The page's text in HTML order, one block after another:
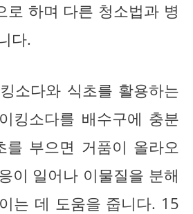
로 하며 다른 청소법과 병
다.
소다와 식초를 활용하는
킹소다를 배수구에 충분
부으면 거품이 올라오
이 일어나 이물질을 분해
는 데 도움을 줍니다. 15